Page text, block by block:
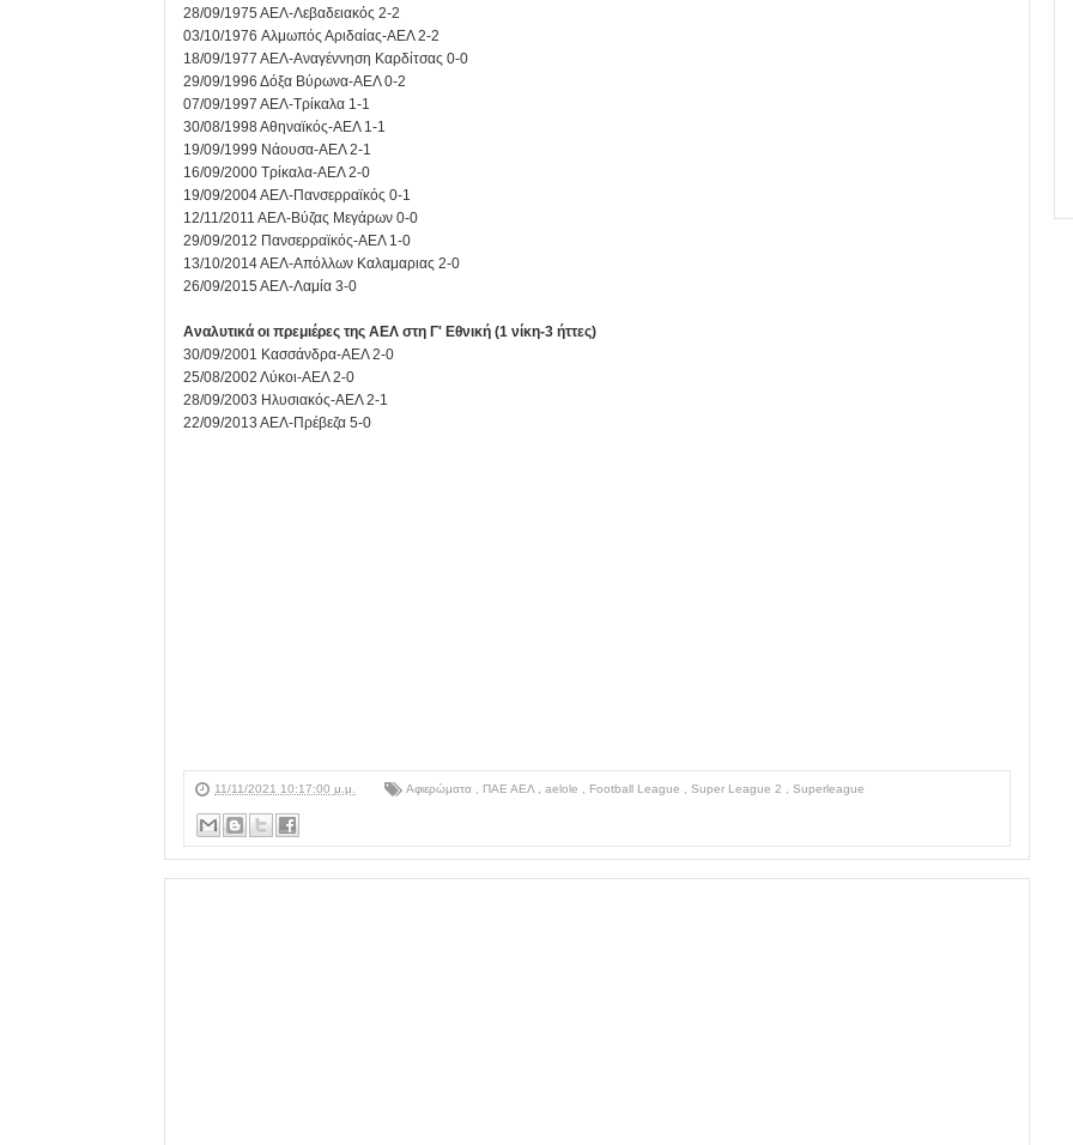
28/09/1975 ΑΕΛ-Λεβαδειακός 2-2
03/10/1976 Aλμωπός Αριδαίας-ΑΕΛ 2-2
18/09/1977 ΑΕΛ-Αναγέννηση Καρδίτσας 0-0
29/09/1996 Δόξα Βύρωνα-ΑΕΛ 0-2
07/09/1997 ΑΕΛ-Τρίκαλα 1-1
30/08/1998 Αθηναϊκός-ΑΕΛ 1-1
19/09/1999 Νάουσα-ΑΕΛ 2-1
16/09/2000 Τρίκαλα-ΑΕΛ 2-0
19/09/2004 ΑΕΛ-Πανσερραϊκός 0-1
12/11/2011 ΑΕΛ-Βύζας Μεγάρων 0-0
29/09/2012 Πανσερραϊκός-ΑΕΛ 1-0
13/10/2014 ΑΕΛ-Απόλλων Καλαμαριας 2-0
26/09/2015 ΑΕΛ-Λαμία 3-0
Αναλυτικά οι πρεμιέρες της ΑΕΛ στη Γ' Εθνική (1 νίκη-3 ήττες)
30/09/2001 Κασσάνδρα-ΑΕΛ 2-0
25/08/2002 Λύκοι-ΑΕΛ 2-0
28/09/2003 Ηλυσιακός-ΑΕΛ 2-1
22/09/2013 ΑΕΛ-Πρέβεζα 5-0
11/11/2021 10:17:00 μ.μ. Αφιερώματα ΠΑΕ ΑΕΛ aelole Football League Super League 2 Superleague